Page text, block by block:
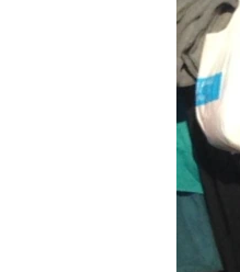
КРЫМ.НЕПОКОРЕННЫЙ
УКРАИНСКАЯ ПРОБЛЕМА КРЫМА